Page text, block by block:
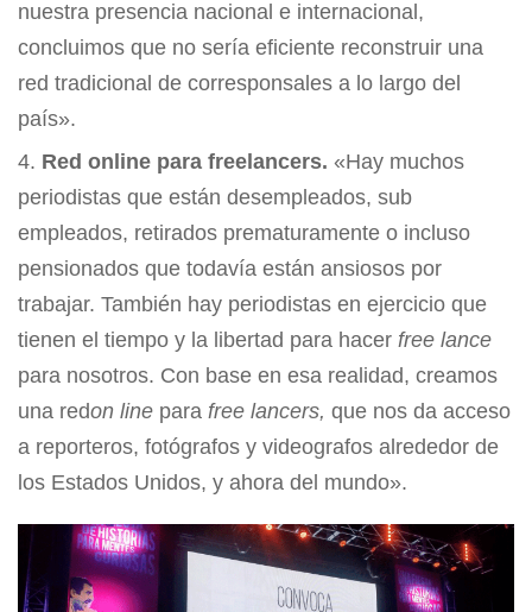
nuestra presencia nacional e internacional,
concluimos que no sería eficiente reconstruir una
red tradicional de corresponsales a lo largo del
país».
Red online para freelancers. «Hay muchos
periodistas que están desempleados, sub
empleados, retirados prematuramente o incluso
pensionados que todavía están ansiosos por
trabajar. También hay periodistas en ejercicio que
tienen el tiempo y la libertad para hacer free lance
para nosotros. Con base en esa realidad, creamos
una redon line para free lancers, que nos da acceso
a reporteros, fotógrafos y videografos alrededor de
los Estados Unidos, y ahora del mundo».